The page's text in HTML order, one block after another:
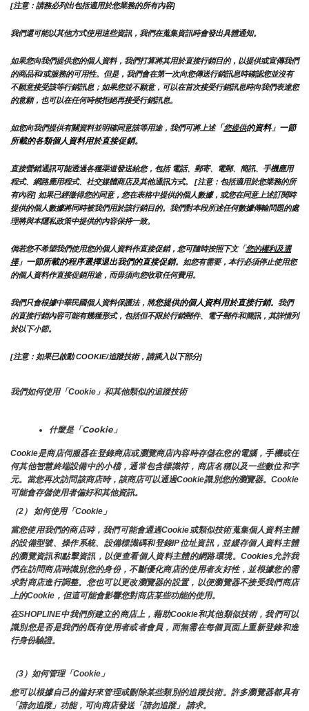
[注意：請務必列出包括適用於您業務的所有內容]
我們還可能以其他方式使用這些資訊，我們在蒐集資訊時會發出具體通知。
如果您向我們提供您的個人資料，我們打算將其用於直接行銷目的，以提供或宣傳我們
的商品和/或服務的可用性。但是，我們會在第一次向您傳送行銷訊息時確認您並沒有
不願意接受該等行銷訊息；如果您並不願意，可以在首次接受行銷訊息時向我們表達您
的意願，也可以在任何時候拒絕再接受行銷訊息。
如您向我們提供有關資料並明確同意該等用途，我們可將上述「您提供的資料」一節
所載的各類個人資料用於直接促銷。
直接營銷通訊可能透過各種渠道發送給您，包括 電話、郵寄、電郵、簡訊、手機應用
程式、網路應用程式、社交媒體商店及其他通訊方式。 [注意：包括適用於您業務的所
有內容] 如果已經徵得您的同意，您在表格中提供的個人數據，或您在同意上述訂閱時
提供的個人數據將同時被我們用於該行銷目的。我們對本段所述任何數據傳輸問題的處
理將與本隱私政策中提供的內容保持一致。
倘若您不希望我們使用您的個人資料作直接促銷，您可隨時按照下文「您的權利及選
擇」一節所載的程序選擇退出我們的直接促銷。如您有需要，本行必須停止使用您
的個人資料作直接促銷用途，而毋須向您收取任何費用。
我們只會根據中華民國個人資料保護法，將您提供的個人資料用於直接行銷。我們
的直接行銷內容可能有幾種形式，包括但不限於行銷郵件、電子郵件和簡訊，其詳情列
於以下小節。
[注意：如果已啟動 COOKIE/追蹤技術，請插入以下部分]
我們如何使用「Cookie」和其他類似的追蹤技術
什麼是「Cookie」
Cookie是商店伺服器在登錄商店或瀏覽商店內容時存儲在您的電腦，手機或任
何其他智慧終端設備中的小檔，通常包含標識符，商店名稱以及一些數位和字
元。當您再次訪問該商店時，該商店可以通過Cookie識別您的瀏覽器。Cookie
可能會存儲使用者偏好和其他資訊。
（2） 如何使用「Cookie」
當您使用我們的商店時，我們可能會通過Cookie或類似技術蒐集個人資料主體
的設備型號、操作系統、設備標識碼和登錄IP位址資訊，並緩存個人資料主體
的瀏覽資訊和點擊資訊，以便查看個人資料主體的網路環境。Cookies允許我
們在訪問商店時識別您的身份，不斷優化商店的使用者友好性，並根據您的需
求對商店進行調整。您也可以更改瀏覽器的設置，以便瀏覽器不接受我們商店
上的Cookie，但這可能會影響您對商店某些功能的使用。
在SHOPLINE中我們所建立的商店上，藉助Cookie和其他類似技術，我們可以
識別您是否是我們的既有使用者或者會員，而無需在每個頁面上重新登錄和進
行身份驗證。
（3）如何管理「Cookie」
您可以根據自己的偏好來管理或刪除某些類別的追蹤技術。許多瀏覽器都具有
「請勿追蹤」功能，可向商店發送「請勿追蹤」 請求。